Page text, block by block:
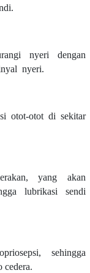
nyeri dengan
nyeri.
otot-otot di sekitar
yang akan
lubrikasi sendi
sehingga
cedera.